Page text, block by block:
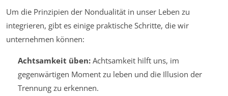
Um die Prinzipien der Nondualität in unser Leben zu
integrieren, gibt es einige praktische Schritte, die wir
unternehmen können:
Achtsamkeit üben:Achtsamkeit hilft uns, im
gegenwärtigen Moment zu leben und die Illusion der
Trennung zu erkennen.